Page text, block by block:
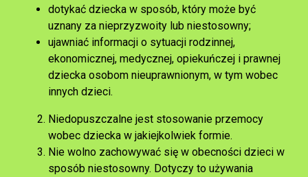
dotykać dziecka w sposób, który może być
uznany za nieprzyzwoity lub niestosowny;
ujawniać informacji o sytuacji rodzinnej,
ekonomicznej, medycznej, opiekuńczej i prawnej
dziecka osobom nieuprawnionym, w tym wobec
innych dzieci.
Niedopuszczalne jest stosowanie przemocy
wobec dziecka w jakiejkolwiek formie.
Nie wolno zachowywać się w obecności dzieci w
sposób niestosowny. Dotyczy to używania